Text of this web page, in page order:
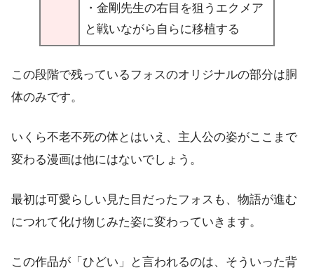
・金剛先生の右目を狙うエクメア
と戦いながら自らに移植する
この段階で残っているフォスのオリジナルの部分は胴
体のみです。
いくら不老不死の体とはいえ、主人公の姿がここまで
変わる漫画は他にはないでしょう。
最初は可愛らしい見た目だったフォスも、物語が進む
につれて化け物じみた姿に変わっていきます。
この作品が「ひどい」と言われるのは、そういった背